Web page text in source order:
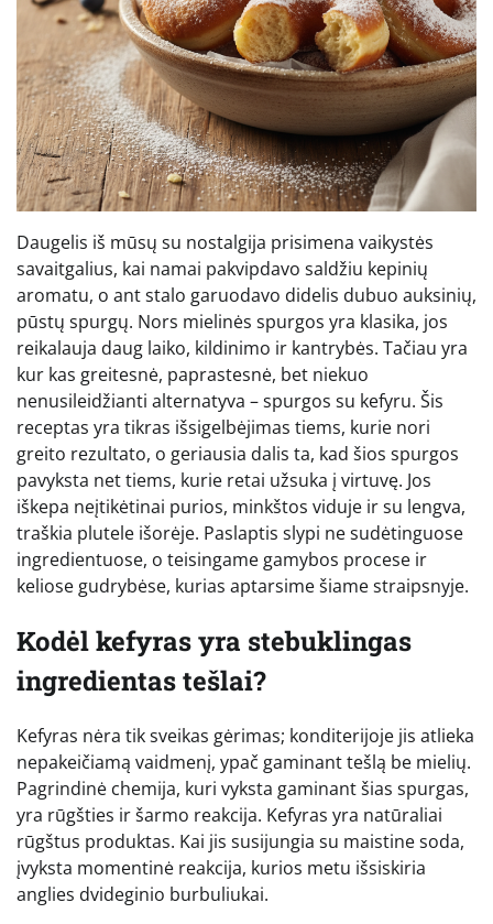
Daugelis iš mūsų su nostalgija prisimena vaikystės
savaitgalius, kai namai pakvipdavo saldžiu kepinių
aromatu, o ant stalo garuodavo didelis dubuo auksinių,
pūstų spurgų. Nors mielinės spurgos yra klasika, jos
reikalauja daug laiko, kildinimo ir kantrybės. Tačiau yra
kur kas greitesnė, paprastesnė, bet niekuo
nenusileidžianti alternatyva – spurgos su kefyru. Šis
receptas yra tikras išsigelbėjimas tiems, kurie nori
greito rezultato, o geriausia dalis ta, kad šios spurgos
pavyksta net tiems, kurie retai užsuka į virtuvę. Jos
iškepa neįtikėtinai purios, minkštos viduje ir su lengva,
traškia plutele išorėje. Paslaptis slypi ne sudėtinguose
ingredientuose, o teisingame gamybos procese ir
keliose gudrybėse, kurias aptarsime šiame straipsnyje.
Kodėl kefyras yra stebuklingas
ingredientas tešlai?
Kefyras nėra tik sveikas gėrimas; konditerijoje jis atlieka
nepakeičiamą vaidmenį, ypač gaminant tešlą be mielių.
Pagrindinė chemija, kuri vyksta gaminant šias spurgas,
yra rūgšties ir šarmo reakcija. Kefyras yra natūraliai
rūgštus produktas. Kai jis susijungia su maistine soda,
įvyksta momentinė reakcija, kurios metu išsiskiria
anglies dvideginio burbuliukai.